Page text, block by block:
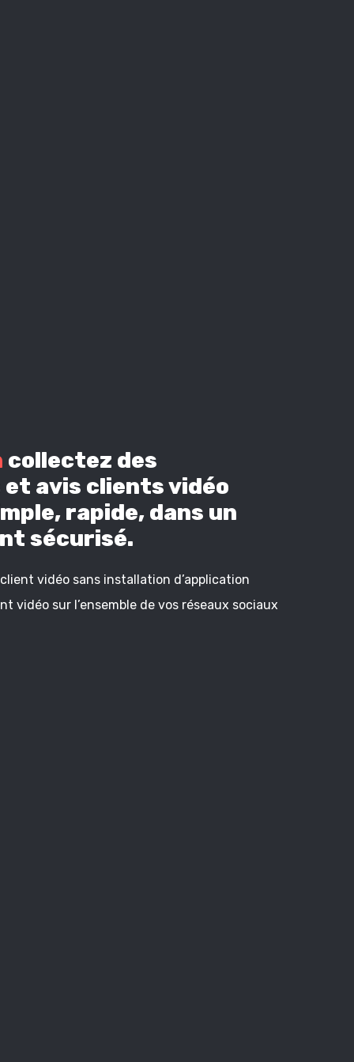
collectez des
et avis clients vidéo
rapide, dans un
sécurisé.
vidéo sans installation d’application
vidéo sur l’ensemble de vos réseaux sociaux